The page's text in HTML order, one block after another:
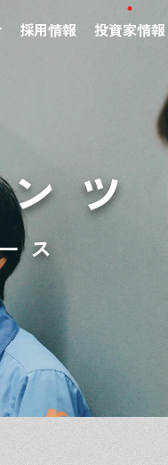
採用情報 投資家情報
ツ
ス